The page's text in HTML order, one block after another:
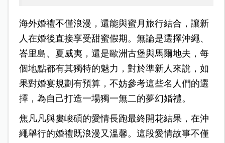
海外婚禮不僅浪漫，還能與蜜月旅行結合，讓新
人在婚後直接享受甜蜜假期。無論是選擇沖繩、
峇里島、夏威夷，還是歐洲古堡與馬爾地夫，每
個地點都有其獨特的魅力，對於準新人來說，如
果對婚宴規劃有預算，不妨參考這些名人們的選
擇，為自己打造一場獨一無二的夢幻婚禮。
焦凡凡與婁峻碩的愛情長跑最終開花結果，在沖
繩舉行的婚禮既浪漫又溫馨。這段愛情故事不僅